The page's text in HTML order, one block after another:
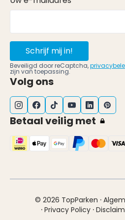
Schrijf mij in!
Beveiligd door reCaptcha,
zijn van toepassing.
Volg ons
Betaal veilig met
© 2026 TopParken ·
· Privacy Policy ·